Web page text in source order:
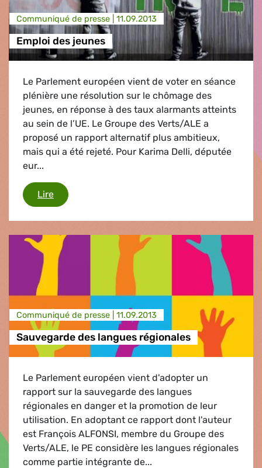
Communiqué de presse | 11.09.2013
Emploi des jeunes
Le Parlement européen vient de voter en séance
plénière une résolution sur le chômage des
jeunes, en réponse à des taux alarmants atteints
au sein de l’UE. Le Groupe des Verts/ALE a
proposé un rapport alternatif plus ambitieux,
mais qui a été rejeté. Pour Karima Delli, députée
eur...
LireEmploi des jeunes
Communiqué de presse | 11.09.2013
Sauvegarde des langues régionales
Le Parlement européen vient d'adopter un
rapport sur la sauvegarde des langues
régionales en danger et la promotion de leur
utilisation. En adoptant ce rapport dont l'auteur
est François ALFONSI, membre du Groupe des
Verts/ALE, le PE considère les langues régionales
comme partie intégrante de...